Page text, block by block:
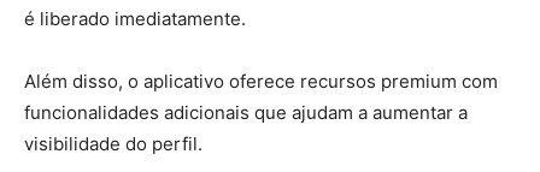
é liberado imediatamente.
Além disso, o aplicativo oferece recursos premium com
funcionalidades adicionais que ajudam a aumentar a
visibilidade do perfil.